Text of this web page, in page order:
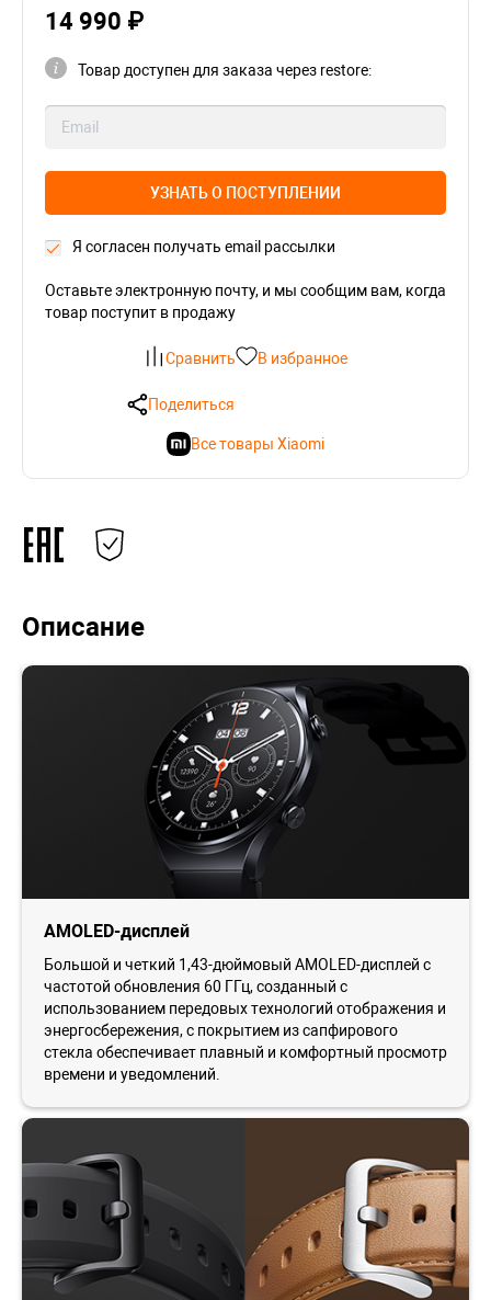
14 990 ₽
Товар доступен для заказа через restore:
УЗНАТЬ О ПОСТУПЛЕНИИ
Я согласен получать email рассылки
Оставьте электронную почту, и мы сообщим вам, когда
товар поступит в продажу
Сравнить В избранное
Поделиться
Все товары Xiaomi
Описание
AMOLED-дисплей
Большой и четкий 1,43-дюймовый AMOLED-дисплей с
частотой обновления 60 ГГц, созданный с
использованием передовых технологий отображения и
энергосбережения, с покрытием из сапфирового
стекла обеспечивает плавный и комфортный просмотр
времени и уведомлений.